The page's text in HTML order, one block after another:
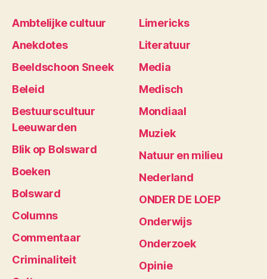
Ambtelijke cultuur
Anekdotes
Beeldschoon Sneek
Beleid
Bestuurscultuur
Leeuwarden
Blik op Bolsward
Boeken
Bolsward
Columns
Commentaar
Criminaliteit
Limericks
Literatuur
Media
Medisch
Mondiaal
Muziek
Natuur en milieu
Nederland
ONDER DE LOEP
Onderwijs
Onderzoek
Opinie